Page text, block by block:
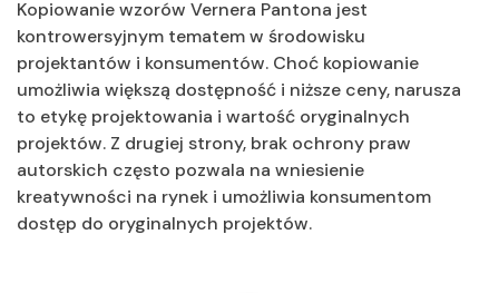
Kopiowanie wzorów Vernera Pantona jest
kontrowersyjnym tematem w środowisku
projektantów i konsumentów. Choć kopiowanie
umożliwia większą dostępność i niższe ceny, narusza
to etykę projektowania i wartość oryginalnych
projektów. Z drugiej strony, brak ochrony praw
autorskich często pozwala na wniesienie
kreatywności na rynek i umożliwia konsumentom
dostęp do oryginalnych projektów.